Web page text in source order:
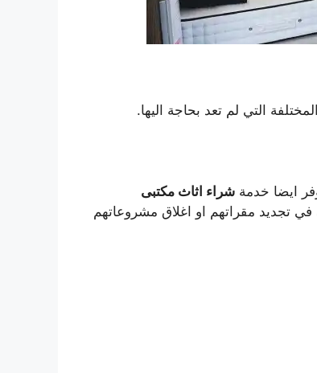
التي لم تعد بحاجة اليها.
ايضا خدمة شراء اثاث مكتبى
في تجديد مقراتهم او اغلاق مشروعاتهم